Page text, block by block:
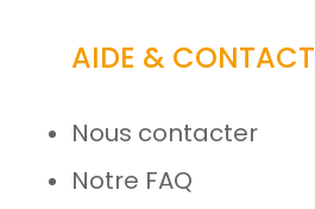
AIDE & CONTACT
Nous contacter
Notre FAQ